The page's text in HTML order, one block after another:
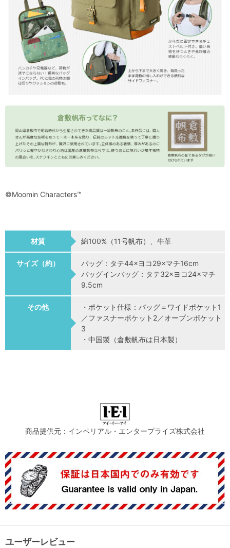
©Moomin Characters™
材質 綿100%（11号帆布）、牛革
サイズ（約）
バッグ：タテ44×ヨコ29×マチ16cm
バッグインバッグ：タテ32×ヨコ24×マチ
9.5cm
その他
・ポケット仕様：バッグ＝ワイドポケット1
／ファスナーポケット2／オープンポケット
3
・中国製（倉敷帆布は日本製）
商品提供元：インペリアル・エンタープライズ株式会社
ユーザーレビュー